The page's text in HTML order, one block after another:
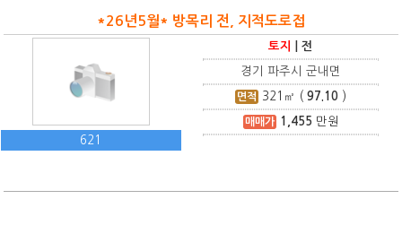
*26년5월* 방목리 전, 지적도로접
621
토지 |전
경기 파주시 군내면
면적 321 ㎡ (97.10 )
매매가 1,455 만원